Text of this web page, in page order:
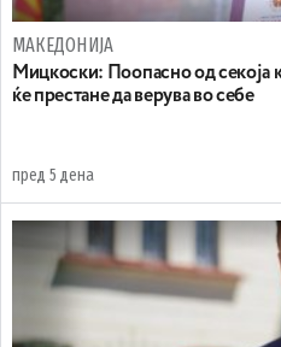
МАКЕДОНИЈА
Мицкоски: Поопасно од секоја
ќе престане да верува во себе
пред 5 дена